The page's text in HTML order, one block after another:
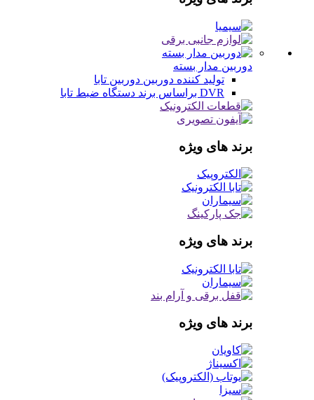
دوربین مدار بسته
تولید کننده دوربین دوربین تابا
DVR براساس برند
دستگاه ضبط تابا
برند های ویژه
برند های ویژه
برند های ویژه